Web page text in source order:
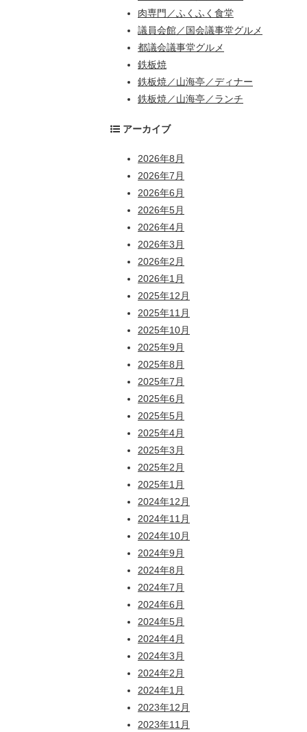
肉専門／ふくふく食堂
議員会館／国会議事堂グルメ
都議会議事堂グルメ
鉄板焼
鉄板焼／山海亭／ディナー
鉄板焼／山海亭／ランチ
アーカイブ
2026年8月
2026年7月
2026年6月
2026年5月
2026年4月
2026年3月
2026年2月
2026年1月
2025年12月
2025年11月
2025年10月
2025年9月
2025年8月
2025年7月
2025年6月
2025年5月
2025年4月
2025年3月
2025年2月
2025年1月
2024年12月
2024年11月
2024年10月
2024年9月
2024年8月
2024年7月
2024年6月
2024年5月
2024年4月
2024年3月
2024年2月
2024年1月
2023年12月
2023年11月